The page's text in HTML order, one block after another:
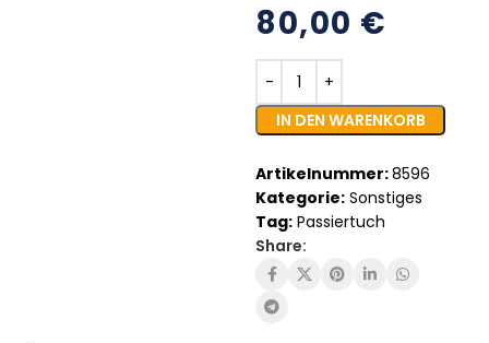
80,00 €
IN DEN WARENKORB
Artikelnummer:8596
Kategorie: Sonstiges
Tag: Passiertuch
Share: